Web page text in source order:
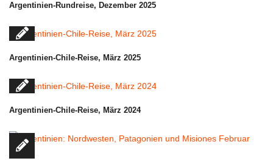
Argentinien-Rundreise, Dezember 2025
Argentinien-Chile-Reise, März 2025
Argentinien-Chile-Reise, März 2024